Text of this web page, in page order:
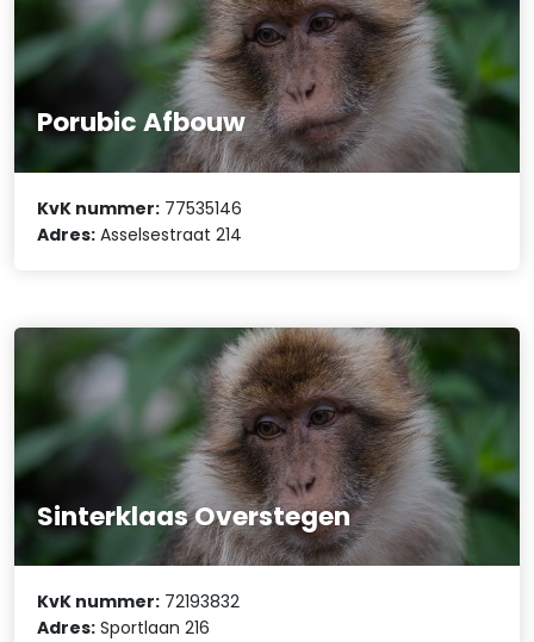
Porubic Afbouw
KvK nummer: 77535146
Adres: Asselsestraat 214
Sinterklaas Overstegen
KvK nummer: 72193832
Adres: Sportlaan 216